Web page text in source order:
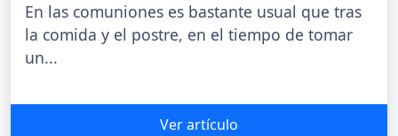
En las comuniones es bastante usual que tras
la comida y el postre, en el tiempo de tomar
un...
Ver artículo